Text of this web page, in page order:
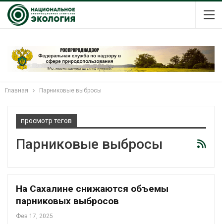
Главная Парниковые выбросы
просмотр тегов
Парниковые выбросы
На Сахалине снижаются объемы
парниковых выбросов
Фев 17, 2025